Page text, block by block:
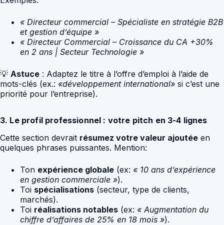
« Directeur commercial – Spécialiste en stratégie B2B
et gestion d’équipe »
« Directeur Commercial – Croissance du CA +30%
en 2 ans | Secteur Technologie »
💡 Astuce : Adaptez le titre à l’offre d’emploi à l’aide de
mots-clés (ex.: «développement international» si c’est une
priorité pour l’entreprise).
3. Le profil professionnel : votre pitch en 3-4 lignes
Cette section devrait résumez votre valeur ajoutée en
quelques phrases puissantes. Mention:
Ton expérience globale (ex: « 10 ans d’expérience
en gestion commerciale »).
Toi spécialisations (secteur, type de clients,
marchés).
Toi réalisations notables (ex: « Augmentation du
chiffre d’affaires de 25% en 18 mois »).